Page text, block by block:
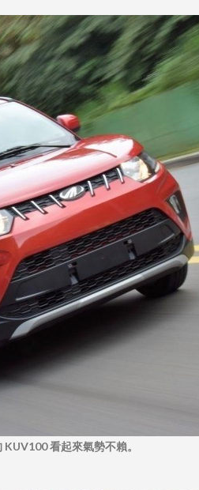
看起來氣勢不賴。